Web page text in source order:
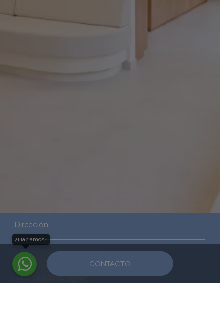
Dirección
Av. Compte Sallent, 20
07003 Palma de Mallorca
Islas Baleares, Spain
¿Hablamos?
CONTACTO